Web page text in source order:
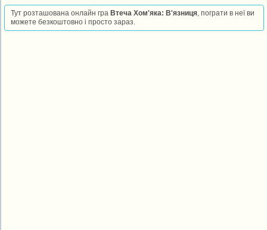
Тут розташована онлайн гра Втеча Хом'яка: В'язниця, пограти в неї ви
можете безкоштовно і просто зараз.